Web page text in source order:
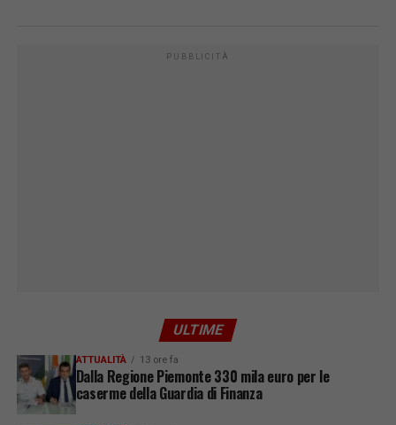
PUBBLICITÀ
ULTIME
ATTUALITÀ 13 ore fa
Dalla Regione Piemonte 330 mila euro per le
caserme della Guardia di Finanza